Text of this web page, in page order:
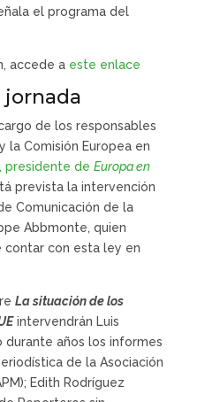
el programa del
accede a este enlace
jornada
de los responsables
la Comisión Europea en
presidente de Europa en
prevista la intervención
Comunicación de la
Abbmonte, quien
contar con esta ley en
La situación de los
intervendrán Luis
durante años los informes
de la Asociación
Edith Rodríguez